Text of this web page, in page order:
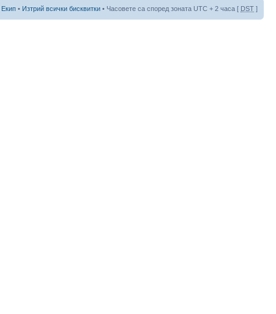
Екип • Изтрий всички бисквитки • Часовете са според зоната UTC + 2 часа [ DST ]